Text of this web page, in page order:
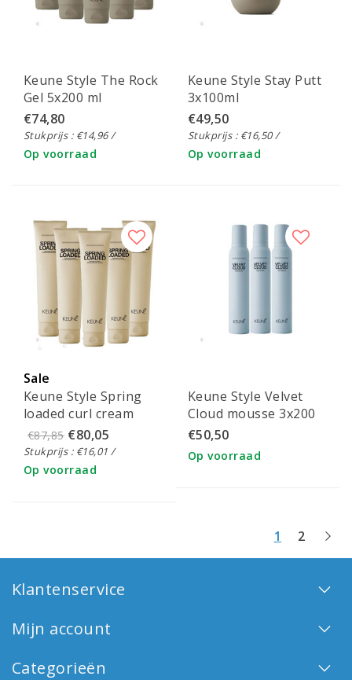
Keune Style The Rock
Gel 5x200 ml
€74,80
Stukprijs : €14,96 /
Op voorraad
Keune Style Stay Putt
3x100ml
€49,50
Stukprijs : €16,50 /
Op voorraad
Sale
Keune Style Spring
loaded curl cream
5x150 ml
€87,85 €80,05
Stukprijs : €16,01 /
Op voorraad
Keune Style Velvet
Cloud mousse 3x200
ml
€50,50
Op voorraad
1 2
Klantenservice
Mijn account
Categorieën